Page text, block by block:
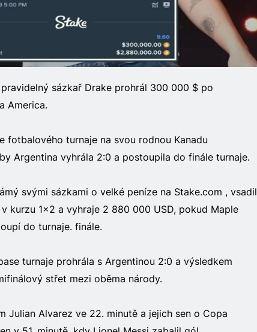
sázkař Drake prohrál 300 000 $ po
America.
fotbalového turnaje na svou rodnou Kanadu
Argentina vyhrála 2:0 a postoupila do finále turnaje.
svými sázkami o velké peníze na Stake.com , vsadil
kurzu 1x2 a vyhraje 2 880 000 USD, pokud Maple
do turnaje. finále.
turnaje prohrála s Argentinou 2:0 a výsledkem
střet mezi oběma národy.
Julian Alvarez ve 22. minutě a jejich sen o Copa